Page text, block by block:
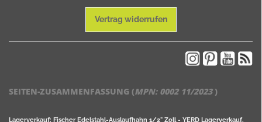
Vertrag widerrufen
SEITEN-ZUSAMMENFASSUNG (MPN: 0002 11/2023)
Lagerverkauf: Fischer Edelstahl-Auslaufhahn 1/2" Zoll - YERD Lagerverkauf,